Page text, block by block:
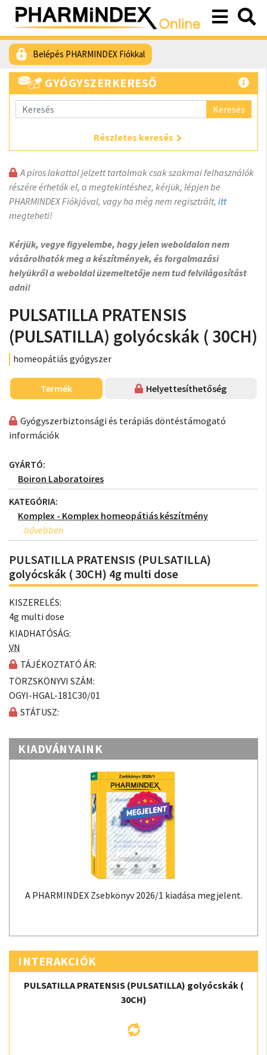
Belépés PHARMINDEX Fiókkal
GYÓGYSZERKERESŐ
Keresés
Részletes keresés
A piros lakattal jelzett tartalmak csak szakmai felhasználók
részére érhetők el, a megtekintéshez, kérjük, lépjen be
PHARMINDEX Fiókjával, vagy ha még nem regisztrált, itt
megteheti!
Kérjük, vegye figyelembe, hogy jelen weboldalon nem
vásárolhatók meg a készítmények, és forgalmazási
helyükről a weboldal üzemeltetője nem tud felvilágosítást
adni!
PULSATILLA PRATENSIS
(PULSATILLA) golyócskák ( 30CH)
homeopátiás gyógyszer
Termék Helyettesíthetőség
Gyógyszerbiztonsági és terápiás döntéstámogató
információk
GYÁRTÓ:
Boiron Laboratoires
KATEGÓRIA:
Komplex - Komplex homeopátiás készítmény
PULSATILLA PRATENSIS (PULSATILLA)
golyócskák ( 30CH) 4g multi dose
KISZERELÉS:
4g multi dose
KIADHATÓSÁG:
VN
TÁJÉKOZTATÓ ÁR:
TÖRZSKÖNYVI SZÁM:
OGYI-HGAL-181C30/01
STÁTUSZ:
KIADVÁNYAINK
A PHARMINDEX Zsebkönyv 2026/1 kiadása megjelent.
INTERAKCIÓK
PULSATILLA PRATENSIS (PULSATILLA) golyócskák (
30CH)